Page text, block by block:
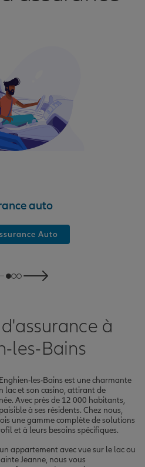
auto
Auto
à
les-Bains
les-Bains est une charmante
lac et son casino, attirant de
Avec près de 12 000 habitants,
à ses résidents. Chez nous,
une gamme complète de solutions
et à leurs besoins spécifiques.
appartement avec vue sur le lac ou
Jeanne, nous vous